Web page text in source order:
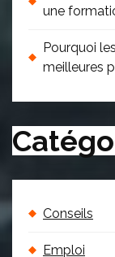
une
Pourquoi
meilleures
Conseils
Emploi